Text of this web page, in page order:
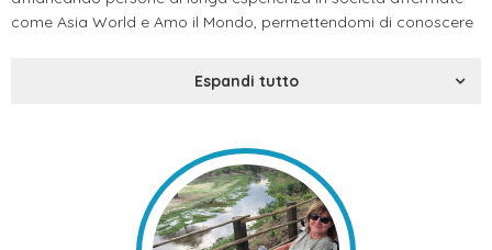
come Asia World e Amo il Mondo, permettendomi di conoscere
Da subito la mia “sete” di conoscenza si è tradotta in viaggi ,
soprattutto in Asia. E si! In questi 10 anni ho preso la valigia in
tanti altri viaggi dal Giappone al Medio Oriente!
“Conoscere e far conoscere”, rendere meno lontane e
sconosciute quelle Terre che, per posizione geografica e cultura,
sono agli antipodi rispetto alla nostra.
Espandi tutto